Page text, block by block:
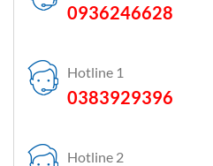
0936246628
Hotline 1
0383929396
Hotline 2